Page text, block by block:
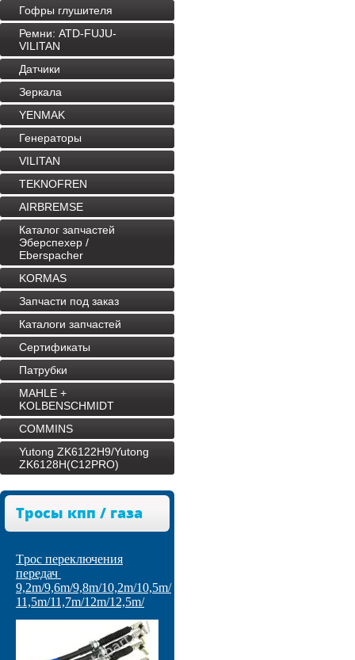
Гофры глушителя
Ремни: ATD-FUJU-
VILITAN
Датчики
Зеркала
YENMAK
Генераторы
VILITAN
TEKNOFREN
AIRBREMSE
Каталог запчастей
Эберспехер /
Eberspacher
KORMAS
Запчасти под заказ
Каталоги запчастей
Сертификаты
Патрубки
MAHLE +
KOLBENSCHMIDT
COMMINS
Yutong ZK6122H9/Yutong
ZK6128H(C12PRO)
Тросы кпп / газа
Tрос переключения
передач
9,2m/9,6m/9,8m/10,2m/10,5m/
11,5m/11,7m/12m/12,5m/